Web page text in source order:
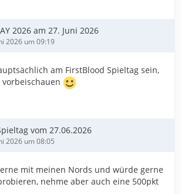
2026 am 27. Juni 2026
2026 um 09:19
am FirstBlood Spieltag sein,
vom 27.06.2026
2026 um 08:05
mit meinen Nords und würde gerne
nehme aber auch eine 500pkt